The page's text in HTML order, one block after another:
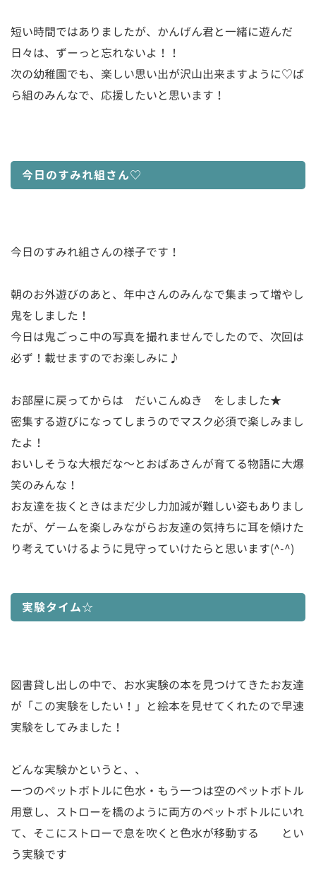
短い時間ではありましたが、かんげん君と一緒に遊んだ
日々は、ずーっと忘れないよ！！
次の幼稚園でも、楽しい思い出が沢山出来ますように♡ば
ら組のみんなで、応援したいと思います！
今日のすみれ組さん♡
今日のすみれ組さんの様子です！
朝のお外遊びのあと、年中さんのみんなで集まって増やし
鬼をしました！
今日は鬼ごっこ中の写真を撮れませんでしたので、次回は
必ず！載せますのでお楽しみに♪
お部屋に戻ってからは だいこんぬき をしました★
密集する遊びになってしまうのでマスク必須で楽しみまし
たよ！
おいしそうな大根だな～とおばあさんが育てる物語に大爆
笑のみんな！
お友達を抜くときはまだ少し力加減が難しい姿もありまし
たが、ゲームを楽しみながらお友達の気持ちに耳を傾けた
り考えていけるように見守っていけたらと思います(^-^)
実験タイム☆
図書貸し出しの中で、お水実験の本を見つけてきたお友達
が「この実験をしたい！」と絵本を見せてくれたので早速
実験をしてみました！
どんな実験かというと、、
一つのペットボトルに色水・もう一つは空のペットボトル
用意し、ストローを橋のように両方のペットボトルにいれ
て、そこにストローで息を吹くと色水が移動する とい
う実験です